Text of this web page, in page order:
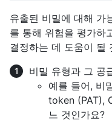
유출된 비밀에 대해 가
를 통해 위험을 평가하
결정하는 데 도움이 될
비밀 유형과 그 공
예를 들어, 비
token (PAT),
느 것인가요?